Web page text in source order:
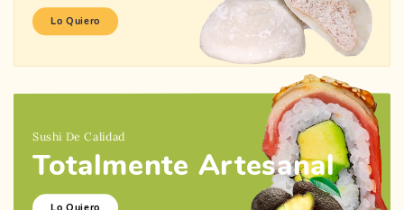
Lo Quiero
Sushi De Calidad
Totalmente Artesanal